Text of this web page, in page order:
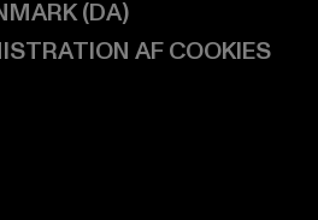
AF COOKIES